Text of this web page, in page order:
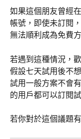
如果這個朋友曾經在
帳號，即使未訂閱
無法順利成為免費
若遇到這種情況，
假設七天試用後不
試用一般方案不會
的用戶都可以訂閱
若你對於這個議題